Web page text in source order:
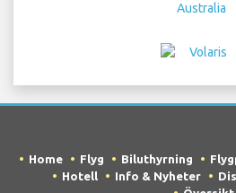
Home Flyg Biluthyrning
Hotell
Info & Nyheter